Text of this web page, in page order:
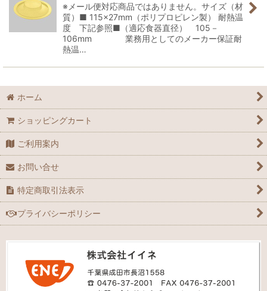
※メール便対応商品ではありません。サイズ（材
質）■ 115×27mm（ポリプロピレン製） 耐熱温
度 下記参照■（適応食器直径） 105－
106mm 業務用としてのメーカー保証耐
熱温…
ホーム
ショッピングカート
ご利用案内
お問い合せ
特定商取引法表示
プライバシーポリシー